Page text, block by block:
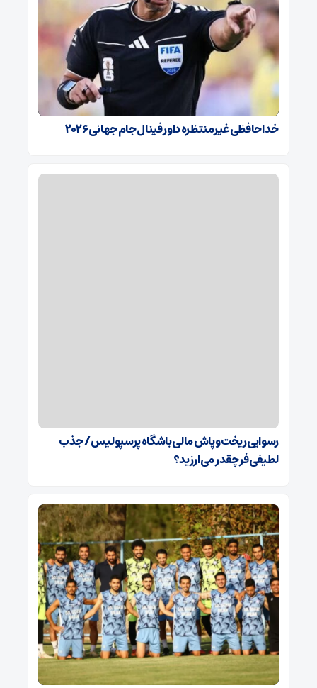
خداحافظی غیرمنتظره داور فینال جام جهانی ۲۰۲۶
رسوایی ریخت‌وپاش مالی باشگاه پرسپولیس/ جذب
لطیفی‌فر چقدر می‌ارزید؟